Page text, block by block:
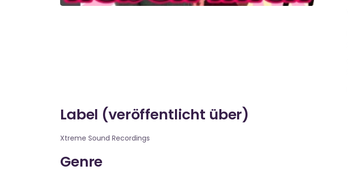
Label (veröffentlicht über)
Xtreme Sound Recordings
Genre